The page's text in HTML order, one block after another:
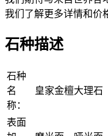
我们了解更多详情和价
石种描述
石种
名
称：
皇家金檀大理石
表面